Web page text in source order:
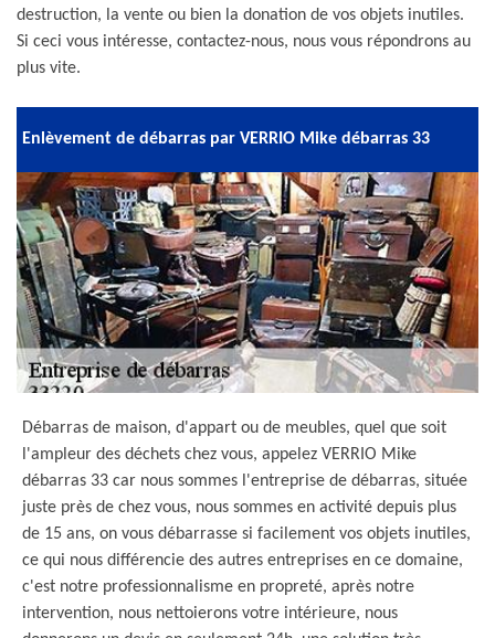
destruction, la vente ou bien la donation de vos objets inutiles.
Si ceci vous intéresse, contactez-nous, nous vous répondrons au
plus vite.
Enlèvement de débarras par VERRIO Mike débarras 33
Débarras de maison, d'appart ou de meubles, quel que soit
l'ampleur des déchets chez vous, appelez VERRIO Mike
débarras 33 car nous sommes l'entreprise de débarras, située
juste près de chez vous, nous sommes en activité depuis plus
de 15 ans, on vous débarrasse si facilement vos objets inutiles,
ce qui nous différencie des autres entreprises en ce domaine,
c'est notre professionnalisme en propreté, après notre
intervention, nous nettoierons votre intérieure, nous